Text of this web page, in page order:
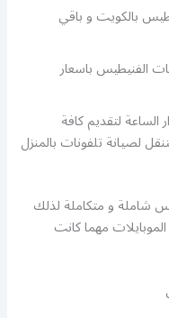
بالكويت و باقي
الفنيطيس باسعار
لتقديم كافة
لصيانة تلفونات بالمنزل
شاملة و متكاملة لذلك
مهما كانت